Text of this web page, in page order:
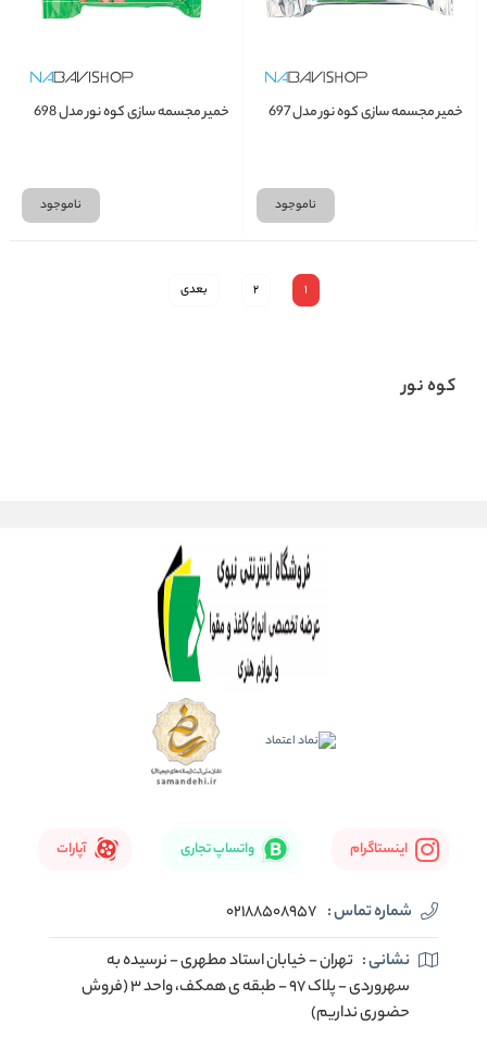
خمیر مجسمه سازی کوه نور مدل 697
ناموجود
خمیر مجسمه سازی کوه نور مدل 698
ناموجود
1
2 بعدی
کوه نور
اینستاگرام واتساپ تجاری آپارات
شماره تماس : 02188508957
نشانی : تهران - خیابان استاد مطهری - نرسیده به
سهروردی - پلاک 97 - طبقه ی همکف، واحد 3 (فروش
حضوری نداریم)